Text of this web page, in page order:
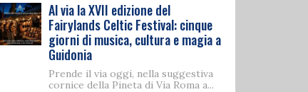
Al via la XVII edizione del
Fairylands Celtic Festival: cinque
giorni di musica, cultura e magia a
Guidonia
Prende il via oggi, nella suggestiva
cornice della Pineta di Via Roma a...